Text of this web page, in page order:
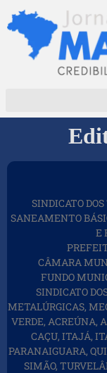
SINDICATO
SANEAMENTO
E
CÂMARA
FUNDO
SINDICATO
METALÚRGICAS,
VERDE, ACREÚNA,
CAÇU, ITAJÁ,
PARANAIGUARA,
SIMÃO,